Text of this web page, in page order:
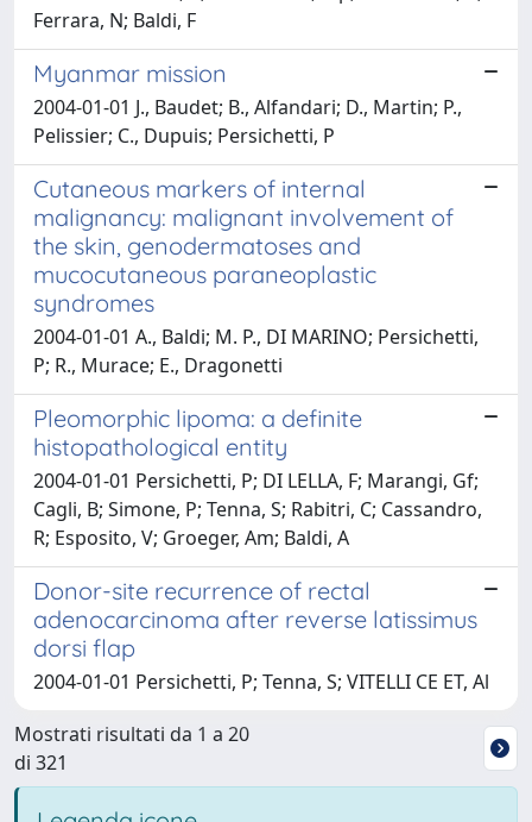
Ferrara, N; Baldi, F
Myanmar mission
2004-01-01 J., Baudet; B., Alfandari; D., Martin; P.,
Pelissier; C., Dupuis; Persichetti, P
Cutaneous markers of internal
malignancy: malignant involvement of
the skin, genodermatoses and
mucocutaneous paraneoplastic
syndromes
2004-01-01 A., Baldi; M. P., DI MARINO; Persichetti,
P; R., Murace; E., Dragonetti
Pleomorphic lipoma: a definite
histopathological entity
2004-01-01 Persichetti, P; DI LELLA, F; Marangi, Gf;
Cagli, B; Simone, P; Tenna, S; Rabitri, C; Cassandro,
R; Esposito, V; Groeger, Am; Baldi, A
Donor-site recurrence of rectal
adenocarcinoma after reverse latissimus
dorsi flap
2004-01-01 Persichetti, P; Tenna, S; VITELLI CE ET, Al
Mostrati risultati da 1 a 20
di 321